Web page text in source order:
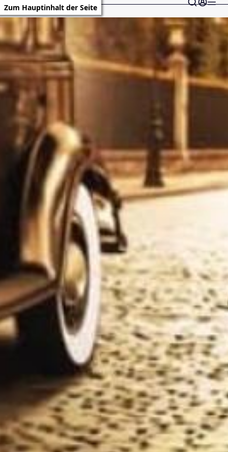
Zum Hauptinhalt der Seite